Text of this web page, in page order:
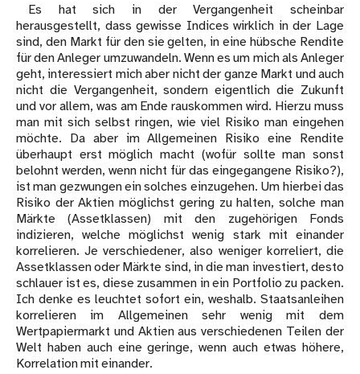
Es hat sich in der Vergangenheit scheinbar
herausgestellt, dass gewisse Indices wirklich in der Lage
sind, den Markt für den sie gelten, in eine hübsche Rendite
für den Anleger umzuwandeln. Wenn es um mich als Anleger
geht, interessiert mich aber nicht der ganze Markt und auch
nicht die Vergangenheit, sondern eigentlich die Zukunft
und vor allem, was am Ende rauskommen wird. Hierzu muss
man mit sich selbst ringen, wie viel Risiko man eingehen
möchte. Da aber im Allgemeinen Risiko eine Rendite
überhaupt erst möglich macht (wofür sollte man sonst
belohnt werden, wenn nicht für das eingegangene Risiko?),
ist man gezwungen ein solches einzugehen. Um hierbei das
Risiko der Aktien möglichst gering zu halten, solche man
Märkte (Assetklassen) mit den zugehörigen Fonds
indizieren, welche möglichst wenig stark mit einander
korrelieren. Je verschiedener, also weniger korreliert, die
Assetklassen oder Märkte sind, in die man investiert, desto
schlauer ist es, diese zusammen in ein Portfolio zu packen.
Ich denke es leuchtet sofort ein, weshalb. Staatsanleihen
korrelieren im Allgemeinen sehr wenig mit dem
Wertpapiermarkt und Aktien aus verschiedenen Teilen der
Welt haben auch eine geringe, wenn auch etwas höhere,
Korrelation mit einander.